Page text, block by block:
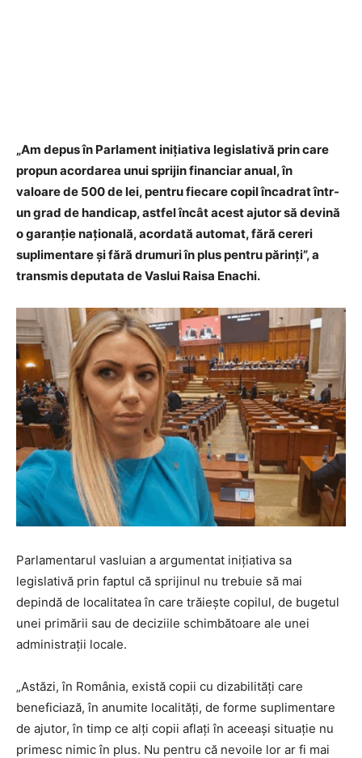
„Am depus în Parlament inițiativa legislativă prin care
propun acordarea unui sprijin financiar anual, în
valoare de 500 de lei, pentru fiecare copil încadrat într-
un grad de handicap, astfel încât acest ajutor să devină
o garanție națională, acordată automat, fără cereri
suplimentare și fără drumuri în plus pentru părinți”, a
transmis deputata de Vaslui Raisa Enachi.
Parlamentarul vasluian a argumentat inițiativa sa
legislativă prin faptul că sprijinul nu trebuie să mai
depindă de localitatea în care trăiește copilul, de bugetul
unei primării sau de deciziile schimbătoare ale unei
administrații locale.
„Astăzi, în România, există copii cu dizabilități care
beneficiază, în anumite localități, de forme suplimentare
de ajutor, în timp ce alți copii aflați în aceeași situație nu
primesc nimic în plus. Nu pentru că nevoile lor ar fi mai